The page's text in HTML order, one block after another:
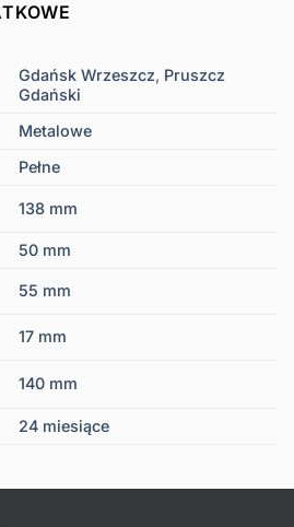
Gdańsk Wrzeszcz, Pruszcz
Gdański
Metalowe
Pełne
138 mm
50 mm
55 mm
17 mm
140 mm
24 miesiące